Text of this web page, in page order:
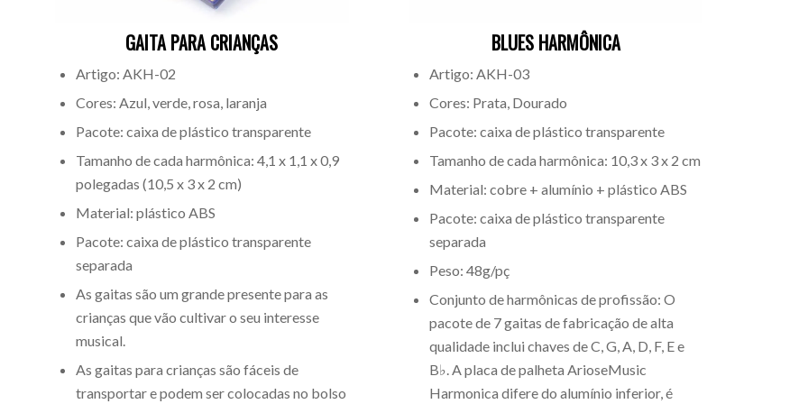
GAITA PARA CRIANÇAS
Artigo: AKH-02
Cores: Azul, verde, rosa, laranja
Pacote: caixa de plástico transparente
Tamanho de cada harmônica: 4,1 x 1,1 x 0,9
polegadas (10,5 x 3 x 2 cm)
Material: plástico ABS
Pacote: caixa de plástico transparente
separada
As gaitas são um grande presente para as
crianças que vão cultivar o seu interesse
musical.
As gaitas para crianças são fáceis de
transportar e podem ser colocadas no bolso
BLUES HARMÔNICA
Artigo: AKH-03
Cores: Prata, Dourado
Pacote: caixa de plástico transparente
Tamanho de cada harmônica: 10,3 x 3 x 2 cm
Material: cobre + alumínio + plástico ABS
Pacote: caixa de plástico transparente
separada
Peso: 48g/pç
Conjunto de harmônicas de profissão: O
pacote de 7 gaitas de fabricação de alta
qualidade inclui chaves de C, G, A, D, F, E e
B♭. A placa de palheta ArioseMusic
Harmonica difere do alumínio inferior, é